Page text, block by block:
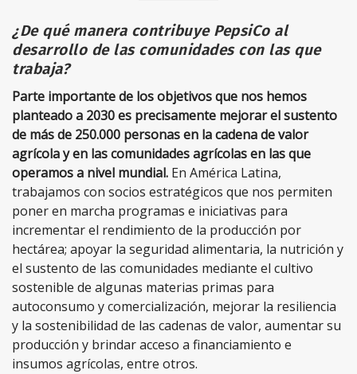
¿De qué manera contribuye PepsiCo al
desarrollo de las comunidades con las que
trabaja?
Parte importante de los objetivos que nos hemos
planteado a 2030 es precisamente mejorar el sustento
de más de 250.000 personas en la cadena de valor
agrícola y en las comunidades agrícolas en las que
operamos a nivel mundial. En América Latina,
trabajamos con socios estratégicos que nos permiten
poner en marcha programas e iniciativas para
incrementar el rendimiento de la producción por
hectárea; apoyar la seguridad alimentaria, la nutrición y
el sustento de las comunidades mediante el cultivo
sostenible de algunas materias primas para
autoconsumo y comercialización, mejorar la resiliencia
y la sostenibilidad de las cadenas de valor, aumentar su
producción y brindar acceso a financiamiento e
insumos agrícolas, entre otros.